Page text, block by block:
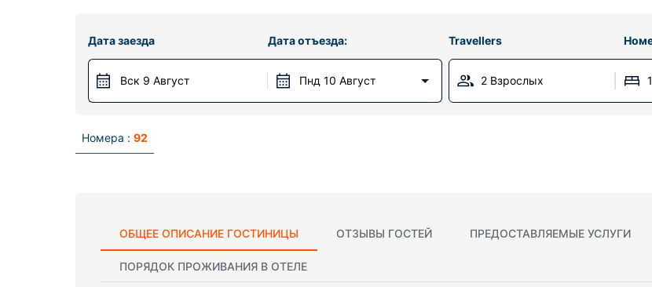
Дата заезда
Вск 9 Август
Дата отъезда:
Пнд 10 Август
Travellers
2 Взрослых
Номера : 92
ОБЩЕЕ ОПИСАНИЕ ГОСТИНИЦЫ ОТЗЫВЫ ГОСТЕЙ ПРЕДОСТАВЛЯЕМЫЕ УСЛУГИ
ПОРЯДОК ПРОЖИВАНИЯ В ОТЕЛЕ